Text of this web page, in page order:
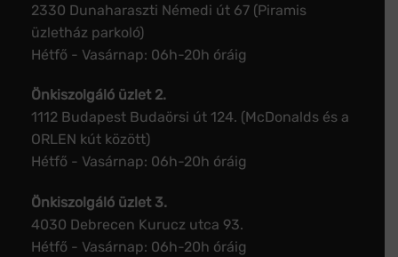
2330 Dunaharaszti Némedi út 67 (Piramis
üzletház parkoló)
Hétfő - Vasárnap: 06h-20h óráig
Önkiszolgáló üzlet 2.
1112 Budapest Budaörsi út 124. (McDonalds és a
ORLEN kút között)
Hétfő - Vasárnap: 06h-20h óráig
Önkiszolgáló üzlet 3.
4030 Debrecen Kurucz utca 93.
Hétfő - Vasárnap: 06h-20h óráig